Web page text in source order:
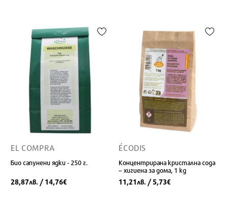
EL COMPRA
Био сапунени ядки - 250 г.
28,87лв. / 14,76€
ÉCODIS
Концентрирана кристална сода
– хигиена за дома, 1 kg
11,21лв. / 5,73€